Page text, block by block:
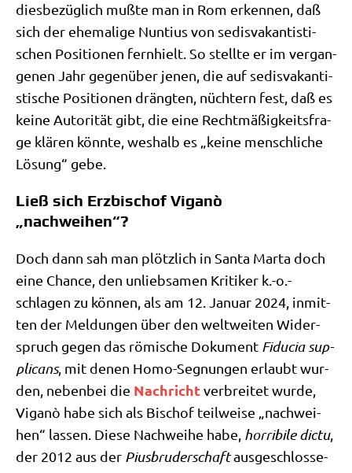
dies­be­züg­lich muß­te man in Rom erken­nen, daß
sich der ehe­ma­li­ge Nun­ti­us von sedis­va­kan­ti­sti­
schen Posi­tio­nen fern­hielt. So stell­te er im ver­gan­
ge­nen Jahr gegen­über jenen, die auf sedis­va­kan­ti­
sti­sche Posi­tio­nen dräng­ten, nüch­tern fest, daß es
kei­ne Auto­ri­tät gibt, die eine Recht­mä­ßig­keits­fra­
ge klä­ren könn­te, wes­halb es „kei­ne mensch­li­che
Lösung“ gebe.
Ließ sich Erzbischof Viganò
„nachweihen“?
Doch dann sah man plötz­lich in San­ta Mar­ta doch
eine Chan­ce, den unlieb­sa­men Kri­ti­ker k.-o.-
schlagen zu kön­nen, als am 12. Janu­ar 2024, inmit­
ten der Mel­dun­gen über den welt­wei­ten Wider­
spruch gegen das römi­sche Doku­ment Fidu­cia sup­
pli­cans, mit denen Homo-Seg­nun­gen erlaubt wur­
den, neben­bei die Nach­richtver­brei­tet wur­de,
Viganò habe sich als Bischof teil­wei­se „nach­wei­
hen“ las­sen. Die­se Nach­wei­he habe, hor­ri­bi­le dic­tu,
der 2012 aus der Pius­bru­der­schaftaus­ge­schlos­se­